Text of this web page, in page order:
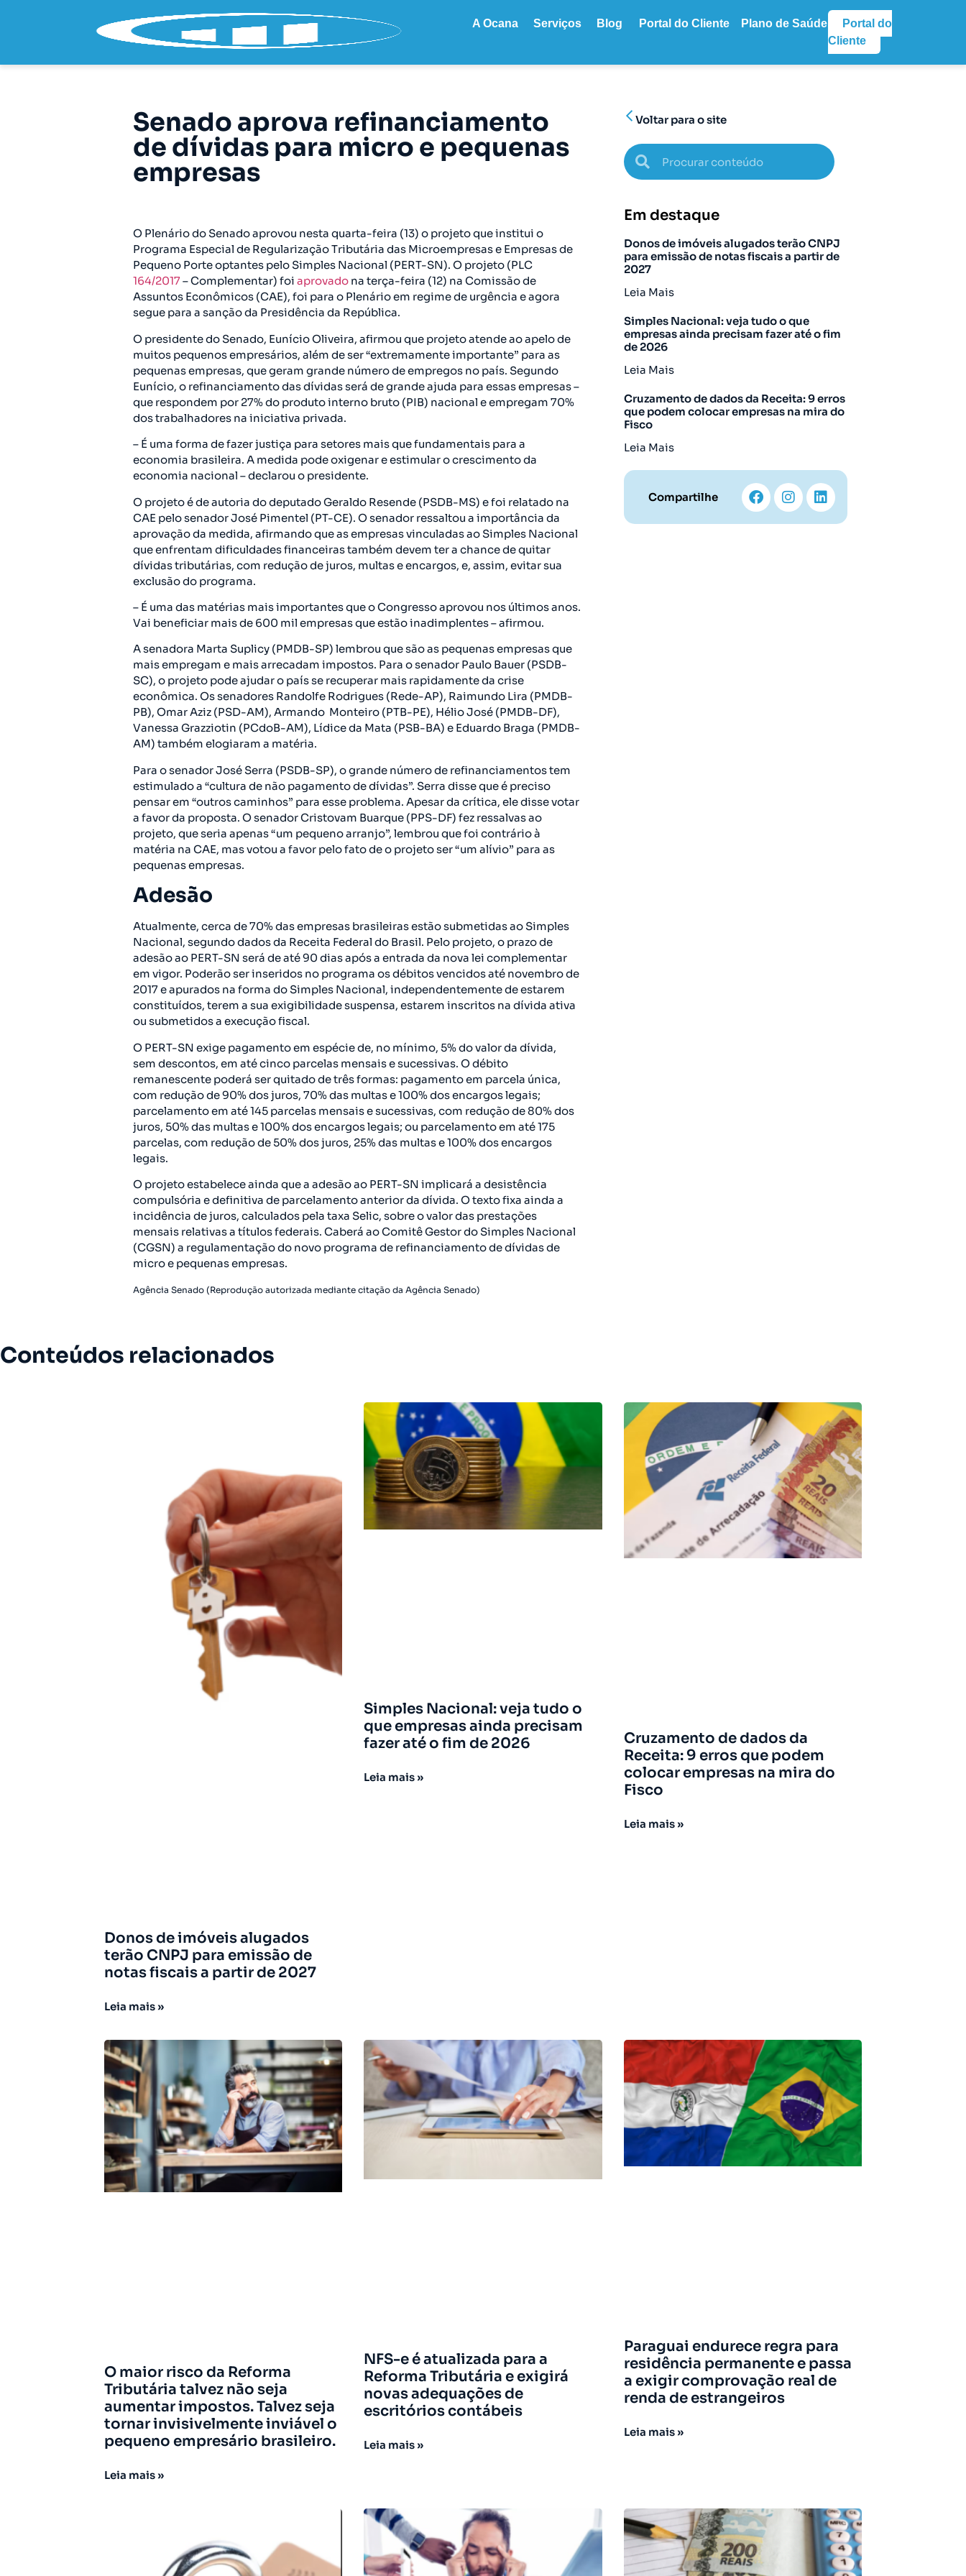
A Ocana Serviços Blog Portal do Cliente Plano de Saúde
Portal do
Cliente
Senado aprova refinanciamento
de dívidas para micro e pequenas
empresas
O Plenário do Senado aprovou nesta quarta-feira (13) o projeto que institui o
Programa Especial de Regularização Tributária das Microempresas e Empresas de
Pequeno Porte optantes pelo Simples Nacional (PERT-SN). O projeto (PLC
164/2017 – Complementar) foi aprovadona terça-feira (12) na Comissão de
Assuntos Econômicos (CAE), foi para o Plenário em regime de urgência e agora
segue para a sanção da Presidência da República.
O presidente do Senado, Eunício Oliveira, afirmou que projeto atende ao apelo de
muitos pequenos empresários, além de ser “extremamente importante” para as
pequenas empresas, que geram grande número de empregos no país. Segundo
Eunício, o refinanciamento das dívidas será de grande ajuda para essas empresas –
que respondem por 27% do produto interno bruto (PIB) nacional e empregam 70%
dos trabalhadores na iniciativa privada.
– É uma forma de fazer justiça para setores mais que fundamentais para a
economia brasileira. A medida pode oxigenar e estimular o crescimento da
economia nacional – declarou o presidente.
O projeto é de autoria do deputado Geraldo Resende (PSDB-MS) e foi relatado na
CAE pelo senador José Pimentel (PT-CE). O senador ressaltou a importância da
aprovação da medida, afirmando que as empresas vinculadas ao Simples Nacional
que enfrentam dificuldades financeiras também devem ter a chance de quitar
dívidas tributárias, com redução de juros, multas e encargos, e, assim, evitar sua
exclusão do programa.
– É uma das matérias mais importantes que o Congresso aprovou nos últimos anos.
Vai beneficiar mais de 600 mil empresas que estão inadimplentes – afirmou.
A senadora Marta Suplicy (PMDB-SP) lembrou que são as pequenas empresas que
mais empregam e mais arrecadam impostos. Para o senador Paulo Bauer (PSDB-
SC), o projeto pode ajudar o país se recuperar mais rapidamente da crise
econômica. Os senadores Randolfe Rodrigues (Rede-AP), Raimundo Lira (PMDB-
PB), Omar Aziz (PSD-AM), Armando Monteiro (PTB-PE), Hélio José (PMDB-DF),
Vanessa Grazziotin (PCdoB-AM), Lídice da Mata (PSB-BA) e Eduardo Braga (PMDB-
AM) também elogiaram a matéria.
Para o senador José Serra (PSDB-SP), o grande número de refinanciamentos tem
estimulado a “cultura de não pagamento de dívidas”. Serra disse que é preciso
pensar em “outros caminhos” para esse problema. Apesar da crítica, ele disse votar
a favor da proposta. O senador Cristovam Buarque (PPS-DF) fez ressalvas ao
projeto, que seria apenas “um pequeno arranjo”, lembrou que foi contrário à
matéria na CAE, mas votou a favor pelo fato de o projeto ser “um alívio” para as
pequenas empresas.
Adesão
Atualmente, cerca de 70% das empresas brasileiras estão submetidas ao Simples
Nacional, segundo dados da Receita Federal do Brasil. Pelo projeto, o prazo de
adesão ao PERT-SN será de até 90 dias após a entrada da nova lei complementar
em vigor. Poderão ser inseridos no programa os débitos vencidos até novembro de
2017 e apurados na forma do Simples Nacional, independentemente de estarem
constituídos, terem a sua exigibilidade suspensa, estarem inscritos na dívida ativa
ou submetidos a execução fiscal.
O PERT-SN exige pagamento em espécie de, no mínimo, 5% do valor da dívida,
sem descontos, em até cinco parcelas mensais e sucessivas. O débito
remanescente poderá ser quitado de três formas: pagamento em parcela única,
com redução de 90% dos juros, 70% das multas e 100% dos encargos legais;
parcelamento em até 145 parcelas mensais e sucessivas, com redução de 80% dos
juros, 50% das multas e 100% dos encargos legais; ou parcelamento em até 175
parcelas, com redução de 50% dos juros, 25% das multas e 100% dos encargos
legais.
O projeto estabelece ainda que a adesão ao PERT-SN implicará a desistência
compulsória e definitiva de parcelamento anterior da dívida. O texto fixa ainda a
incidência de juros, calculados pela taxa Selic, sobre o valor das prestações
mensais relativas a títulos federais. Caberá ao Comitê Gestor do Simples Nacional
(CGSN) a regulamentação do novo programa de refinanciamento de dívidas de
micro e pequenas empresas.
Agência Senado (Reprodução autorizada mediante citação da Agência Senado)
Voltar para o site
Em destaque
Donos de imóveis alugados terão CNPJ
para emissão de notas fiscais a partir de
2027
Leia Mais
Simples Nacional: veja tudo o que
empresas ainda precisam fazer até o fim
de 2026
Leia Mais
Cruzamento de dados da Receita: 9 erros
que podem colocar empresas na mira do
Fisco
Leia Mais
Compartilhe
Conteúdos relacionados
Donos de imóveis alugados
terão CNPJ para emissão de
notas fiscais a partir de 2027
Leia mais »
Simples Nacional: veja tudo o
que empresas ainda precisam
fazer até o fim de 2026
Leia mais »
Cruzamento de dados da
Receita: 9 erros que podem
colocar empresas na mira do
Fisco
Leia mais »
O maior risco da Reforma
Tributária talvez não seja
aumentar impostos. Talvez seja
tornar invisivelmente inviável o
pequeno empresário brasileiro.
Leia mais »
NFS-e é atualizada para a
Reforma Tributária e exigirá
novas adequações de
escritórios contábeis
Leia mais »
Paraguai endurece regra para
residência permanente e passa
a exigir comprovação real de
renda de estrangeiros
Leia mais »